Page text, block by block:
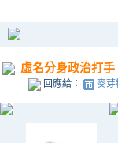
虛名分身政治打
回應給： 麥芽